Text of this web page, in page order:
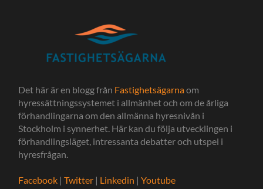
Det här är en blogg från Fastighetsägarnaom
hyressättningssystemet i allmänhet och om de årliga
förhandlingarna om den allmänna hyresnivån i
Stockholm i synnerhet. Här kan du följa utvecklingen i
förhandlingsläget, intressanta debatter och utspel i
hyresfrågan.
Facebook |Twitter | Linkedin |Youtube